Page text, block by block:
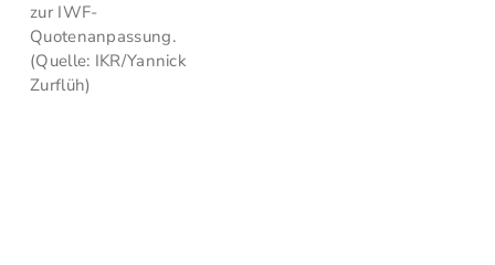
zur IWF-
Quotenanpassung.
(Quelle: IKR/Yannick
Zurflüh)